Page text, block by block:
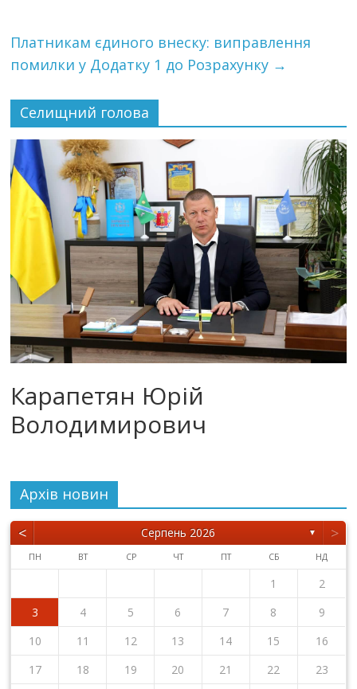
Платникам єдиного внеску: виправлення
помилки у Додатку 1 до Розрахунку →
Селищний голова
Карапетян Юрій
Володимирович
Архiв новин
< Серпень 2026 ▼ >
ПН ВТ СР ЧТ ПТ СБ НД
1
2
3
4 5 6 7 8
9
10
11 12 13 14 15
16
17
18 19 20 21 22
23